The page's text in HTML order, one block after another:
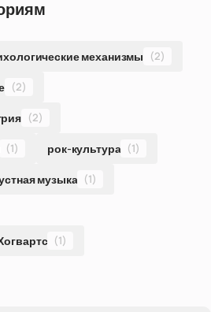
механизмы (2)
(2)
(2)
(1) рок-культура (1)
музыка (1)
(1)